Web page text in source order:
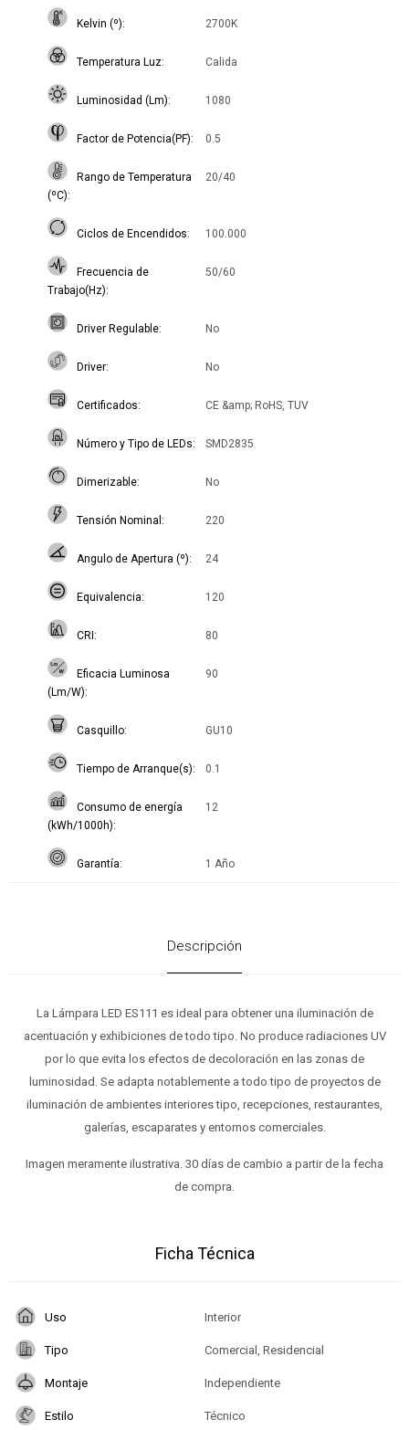
Kelvin (º) 2700K
Temperatura Luz Calida
Luminosidad (Lm) 1080
Factor de Potencia(PF) 0.5
Rango de Temperatura
(ºC)
20/40
Ciclos de Encendidos 100.000
Frecuencia de
Trabajo(Hz)
50/60
Driver Regulable No
Driver No
Certificados CE &amp; RoHS, TUV
Número y Tipo de LEDs SMD2835
Dimerizable No
Tensión Nominal 220
Angulo de Apertura (º) 24
Equivalencia 120
CRI 80
Eficacia Luminosa
(Lm/W)
90
Casquillo GU10
Tiempo de Arranque(s) 0.1
Consumo de energía
(kWh/1000h)
12
Garantía 1 Año
Descripción
La Lámpara LED ES111 es ideal para obtener una iluminación de
acentuación y exhibiciones de todo tipo. No produce radiaciones UV
por lo que evita los efectos de decoloración en las zonas de
luminosidad. Se adapta notablemente a todo tipo de proyectos de
iluminación de ambientes interiores tipo, recepciones, restaurantes,
galerías, escaparates y entornos comerciales.
Imagen meramente ilustrativa. 30 días de cambio a partir de la fecha
de compra.
Ficha Técnica
Uso Interior
Tipo Comercial, Residencial
Montaje Independiente
Estilo Técnico